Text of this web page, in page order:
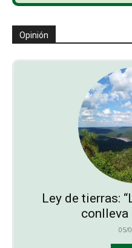
Opinión
Ley de tierras:
conlleva
05/